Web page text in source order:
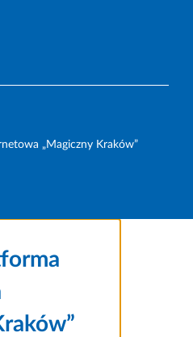
„Magiczny Kraków”